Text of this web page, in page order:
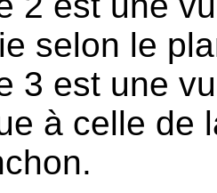
selon le
3 est une
à celle de